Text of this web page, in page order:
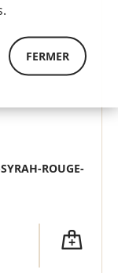
ROUGE-
FERMER